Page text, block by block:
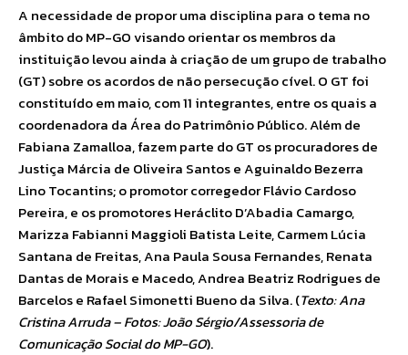
A necessidade de propor uma disciplina para o tema no
âmbito do MP-GO visando orientar os membros da
instituição levou ainda à criação de um grupo de trabalho
(GT) sobre os acordos de não persecução cível. O GT foi
constituído em maio, com 11 integrantes, entre os quais a
coordenadora da Área do Patrimônio Público. Além de
Fabiana Zamalloa, fazem parte do GT os procuradores de
Justiça Márcia de Oliveira Santos e Aguinaldo Bezerra
Lino Tocantins; o promotor corregedor Flávio Cardoso
Pereira, e os promotores Heráclito D’Abadia Camargo,
Marizza Fabianni Maggioli Batista Leite, Carmem Lúcia
Santana de Freitas, Ana Paula Sousa Fernandes, Renata
Dantas de Morais e Macedo, Andrea Beatriz Rodrigues de
Barcelos e Rafael Simonetti Bueno da Silva. (Texto: Ana
Cristina Arruda – Fotos: João Sérgio/Assessoria de
Comunicação Social do MP-GO).